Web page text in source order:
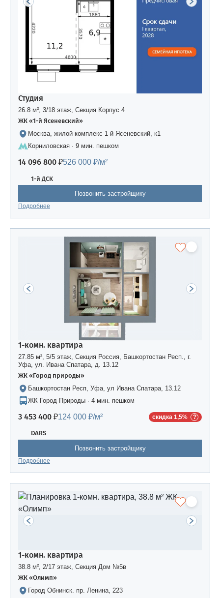
Студия
26.8 м², 3/18 этаж, Секция Корпус 4
ЖК «1-й Ясеневский»
Москва, жилой комплекс 1-й Ясеневский, к1
Корниловская · 9 мин. пешком
14 096 800 ₽526 000 ₽/м²
1-й ДСК
Позвонить застройщику
Подробнее
1-комн. квартира
27.85 м², 5/5 этаж, Секция Россия, Башкортостан Респ., г.
Уфа, ул. Ивана Спатара, д. 13.12
ЖК «Город природы»
Башкортостан Респ, Уфа, ул Ивана Спатара, 13.12
ЖК Город Природы · 4 мин. пешком
3 453 400 ₽124 000 ₽/м² скидка 1,5%
DARS
Позвонить застройщику
Подробнее
1-комн. квартира
38.8 м², 2/17 этаж, Секция Дом №5в
ЖК «Олимп»
Город Обнинск. пр. Ленина, 223